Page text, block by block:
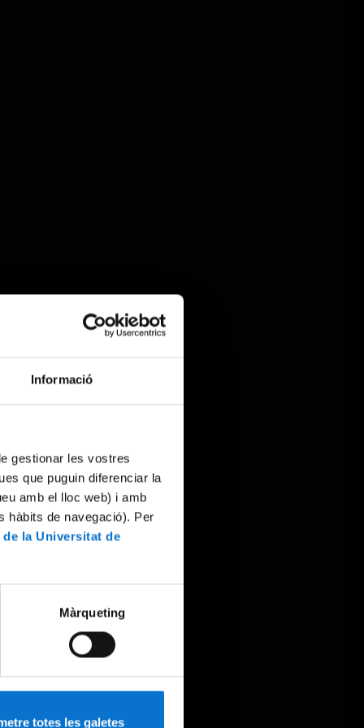
Informació
gestionar les vostres
que puguin diferenciar la
amb el lloc web) i amb
hàbits de navegació). Per
la Universitat de
Màrqueting
totes les galetes